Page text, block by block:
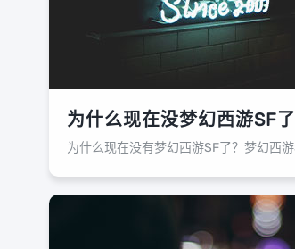
为什么现在没梦幻西游SF了